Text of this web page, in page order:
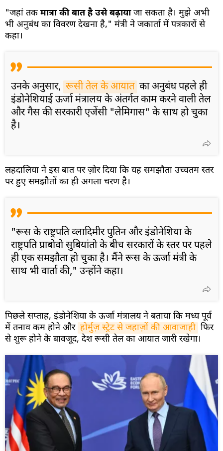
"जहां तक मात्रा की बात है उसे बढ़ायाजा सकता है। मुझे अभी
भी अनुबंध का विवरण देखना है," मंत्री ने जकार्ता में पत्रकारों से
कहा।
उनके अनुसार, रूसी तेल के आयात का अनुबंध पहले ही
इंडोनेशियाई ऊर्जा मंत्रालय के अंतर्गत काम करने वाली तेल
और गैस की सरकारी एजेंसी "लेमिगास" के साथ हो चुका
है।
लहदालिया ने इस बात पर ज़ोर दिया कि यह समझौता उच्चतम स्तर
पर हुए समझौतों का ही अगला चरण है।
"रूस के राष्ट्रपति व्लादिमीर पुतिन और इंडोनेशिया के
राष्ट्रपति प्राबोवो सुबियांतो के बीच सरकारों के स्तर पर पहले
ही एक समझौता हो चुका है। मैंने रूस के ऊर्जा मंत्री के
साथ भी वार्ता की," उन्होंने कहा।
पिछले सप्ताह, इंडोनेशिया के ऊर्जा मंत्रालय ने बताया कि मध्य पूर्व
में तनाव कम होने और होर्मुज़ स्ट्रेट से जहाज़ों की आवाजाही फिर
से शुरू होने के बावजूद, देश रूसी तेल का आयात जारी रखेगा।